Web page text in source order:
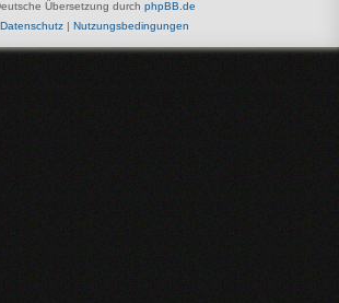
Übersetzung durch phpBB.de
Datenschutz| Nutzungsbedingungen